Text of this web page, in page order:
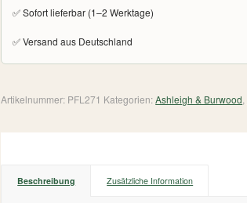
✅ Sofort lieferbar (1–2 Werktage)
✅ Versand aus Deutschland
Artikelnummer: PFL271 Kategorien:Ashleigh & Burwood,
Beschreibung Zusätzliche Information